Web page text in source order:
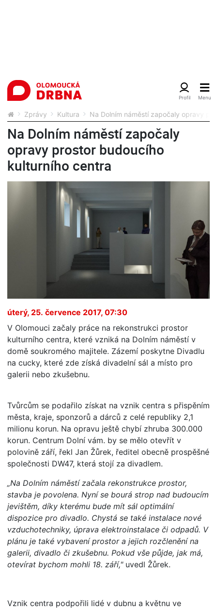
Zprávy Kultura Na Dolním náměstí započaly opravy
Na Dolním náměstí započaly
opravy prostor budoucího
kulturního centra
úterý, 25. července 2017, 07:30
V Olomouci začaly práce na rekonstrukci prostor
kulturního centra, které vzniká na Dolním náměstí v
domě soukromého majitele. Zázemí poskytne Divadlu
na cucky, které zde získá divadelní sál a místo pro
galerii nebo zkušebnu.
Tvůrcům se podařilo získat na vznik centra s přispěním
města, kraje, sponzorů a dárců z celé republiky 2,1
milionu korun. Na opravu ještě chybí zhruba 300.000
korun. Centrum Dolní vám. by se mělo otevřít v
polovině září, řekl Jan Žůrek, ředitel obecně prospěšné
společnosti DW47, která stojí za divadlem.
„Na Dolním náměstí začala rekonstrukce prostor,
stavba je povolena. Nyní se bourá strop nad budoucím
jevištěm, díky kterému bude mít sál optimální
dispozice pro divadlo. Chystá se také instalace nové
vzduchotechniky, úprava elektroinstalace či odpadů. V
plánu je také vybavení prostor a jejich rozčlenění na
galerii, divadlo či zkušebnu. Pokud vše půjde, jak má,
otevírat bychom mohli 18. září," uvedl Žůrek.
Vznik centra podpořili lidé v dubnu a květnu ve